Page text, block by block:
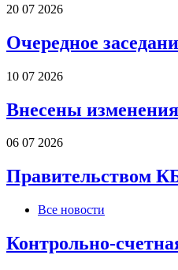
20 07 2026
Очередное
10 07 2026
Внесены
06 07 2026
Правительством
Все новости
Контрольно-